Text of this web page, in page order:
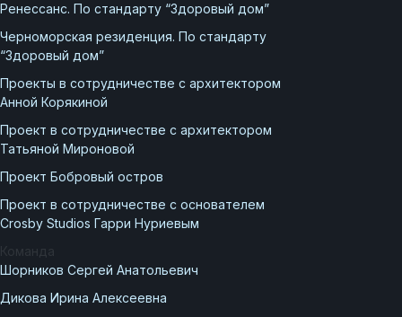
Ренессанс. По стандарту “Здоровый дом”
Черноморская резиденция. По стандарту
“Здоровый дом”
Проекты в сотрудничестве с архитектором
Анной Корякиной
Проект в сотрудничестве с архитектором
Татьяной Мироновой
Проект Бобровый остров
Проект в сотрудничестве с основателем
Crosby Studios Гарри Нуриевым
Команда
Шорников Сергей Анатольевич
Дикова Ирина Алексеевна